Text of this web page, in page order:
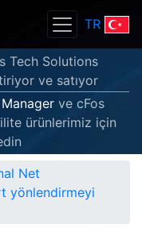
TR
Tech Solutions
ve satıyor
ve cFos
ürünlerimiz için
Net
yönlendirmeyi